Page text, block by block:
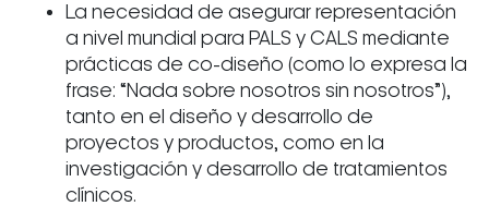
La necesidad de asegurar representación
a nivel mundial para PALS y CALS mediante
prácticas de co-diseño (como lo expresa la
frase: “Nada sobre nosotros sin nosotros”),
tanto en el diseño y desarrollo de
proyectos y productos, como en la
investigación y desarrollo de tratamientos
clínicos.